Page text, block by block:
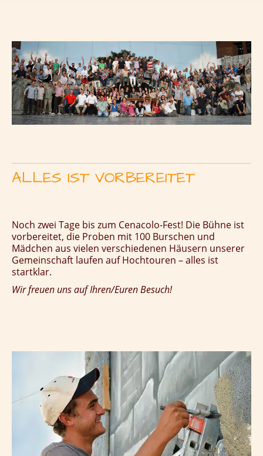
ALLES IST VORBEREITET
Noch zwei Tage bis zum Cenacolo-Fest! Die Bühne ist
vorbereitet, die Proben mit 100 Burschen und
Mädchen aus vielen verschiedenen Häusern unserer
Gemeinschaft laufen auf Hochtouren – alles ist
startklar.
Wir freuen uns auf Ihren/Euren Besuch!